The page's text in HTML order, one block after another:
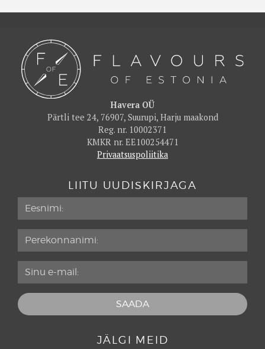
Havera OÜ
Pärtli tee 24, 76907, Suurupi, Harju maakond
Reg. nr. 10002371
KMKR nr. EE100254471
Privaatsuspoliitika
LIITU UUDISKIRJAGA
JÄLGI MEID